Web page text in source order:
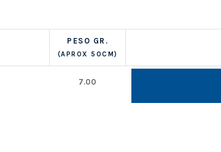
PESO GR.
(APROX 50CM)
7.00